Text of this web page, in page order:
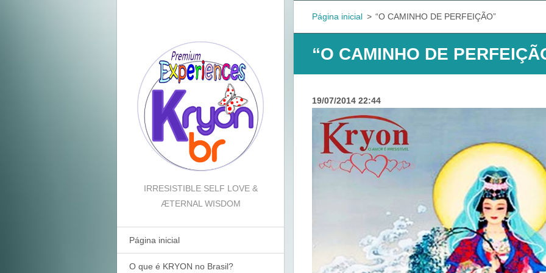
IRRESISTIBLE SELF LOVE &
ÆTERNAL WISDOM
Página inicial
O que é KRYON no Brasil?
Página inicial > “O CAMINHO DE PERFEIÇÃO”
“O CAMINHO DE
19/07/2014 22:44